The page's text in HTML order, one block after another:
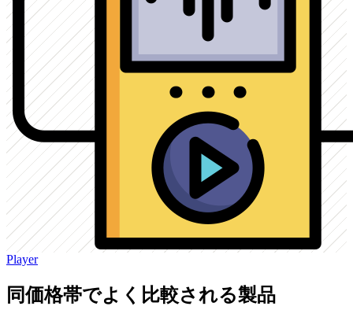
Player
同価格帯でよく比較される製品